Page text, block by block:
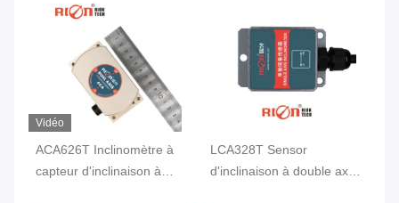
Vidéo
ACA626T Inclinomètre à
capteur d'inclinaison à
LCA328T Sensor
d'inclinaison à double axe